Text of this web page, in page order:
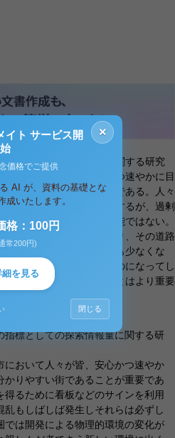
標としての探索情報量に関する研究
いて人々が皆、安心かつ速やかに目
い街であることが重要である。人々
板などのサインを利用するが、過剰
しそれらは必ずしも万能ではない。
的環境の変化が激しくなり、その道路
環境に出くわし戸惑う事も少なくな
られる情報が不確かなものになってし
わかりやすく計画することはより重要
標としての探索情報量に関する研
おいて人々が皆、安心かつ速やか
りやすい街であることが重要であ
得るために看板などのサインを利用
もしばしば発生しそれらは必ずし
では開発による物理的環境の変化が
×
イト サービス開
始
価格でご提供
AI が、資料の基礎とな
成いたします。
格：100円
常200円)
細を見る
閉じる